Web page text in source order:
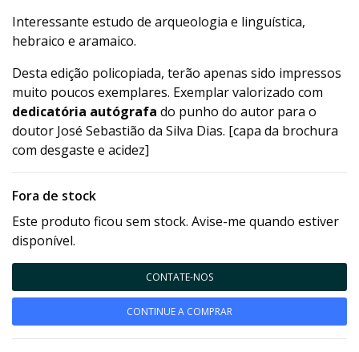
Interessante estudo de arqueologia e linguística,
hebraico e aramaico.
Desta edição policopiada, terão apenas sido impressos
muito poucos exemplares. Exemplar valorizado com
dedicatória autógrafa do punho do autor para o
doutor José Sebastião da Silva Dias. [capa da brochura
com desgaste e acidez]
Fora de stock
Este produto ficou sem stock. Avise-me quando estiver
disponível.
CONTATE-NOS
CONTINUE A COMPRAR